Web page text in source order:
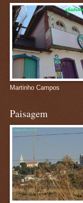
Martinho Campos
Paisagem